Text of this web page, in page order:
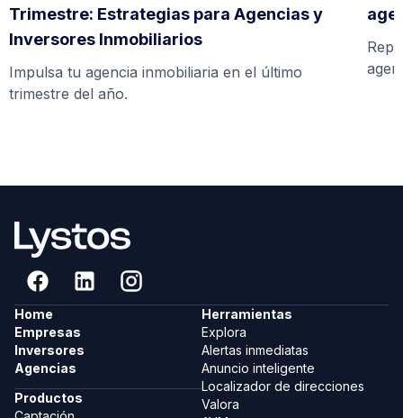
Trimestre: Estrategias para Agencias y
Inversores Inmobiliarios
Impulsa tu agencia inmobiliaria en el último
trimestre del año.
Home
Empresas
Inversores
Agencias
Productos
Herramientas
Explora
Alertas inmediatas
Anuncio inteligente
Localizador de direcciones
Valora